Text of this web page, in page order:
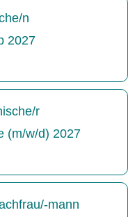
n
2027
r
(m/w/d) 2027
mann